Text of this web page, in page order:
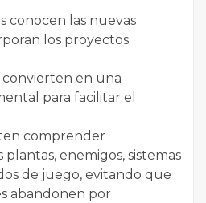
conocen las nuevas
los proyectos
convierten en una
para facilitar el
comprender
enemigos, sistemas
de juego, evitando que
abandonen por